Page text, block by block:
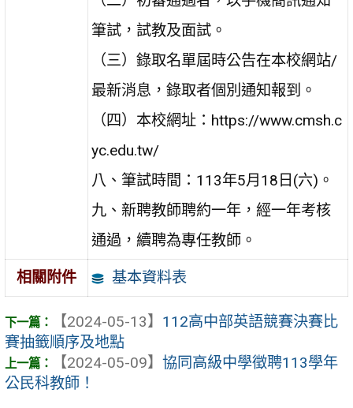
筆試，試教及面試。
（三）錄取名單屆時公告在本校網站/
最新消息，錄取者個別通知報到。
（四）本校網址：https://www.cmsh.c
yc.edu.tw/
八、筆試時間：113年5月18日(六)。
九、新聘教師聘約一年，經一年考核
通過，續聘為專任教師。
相關附件 基本資料表
【2024-05-13】 112高中部英語競賽決賽比
賽抽籤順序及地點
【2024-05-09】 協同高級中學徵聘113學年
公民科教師！